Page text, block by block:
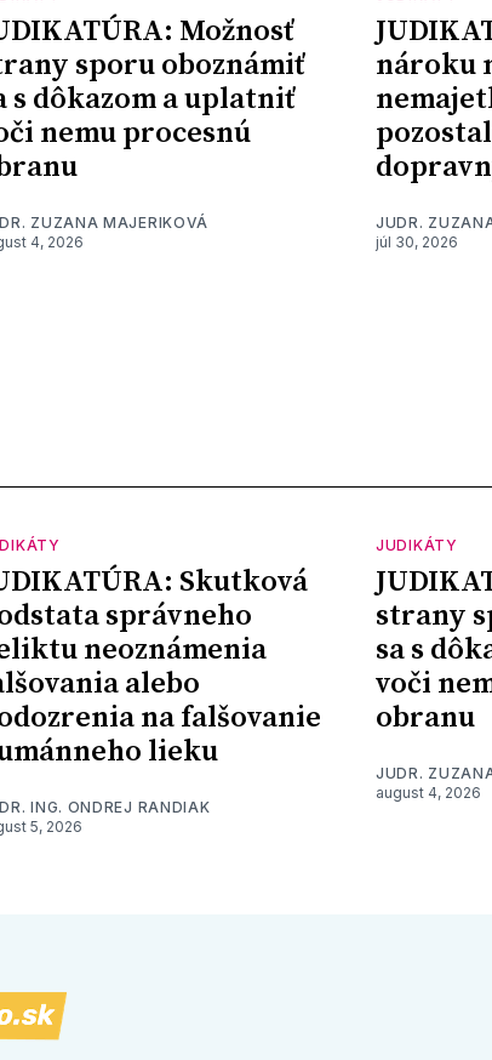
Možnosť
sporu oboznámiť
s dôkazom a uplatniť
nemu procesnú
ZUZANA MAJERIKOVÁ
4, 2026
nároku
JUDR.
júl 30, 2026
Skutková
správneho
neoznámenia
alebo
na falšovanie
lieku
ING. ONDREJ RANDIAK
5, 2026
JUDIKÁTY
strany
sa s
voči
obranu
JUDR.
august 4, 2026